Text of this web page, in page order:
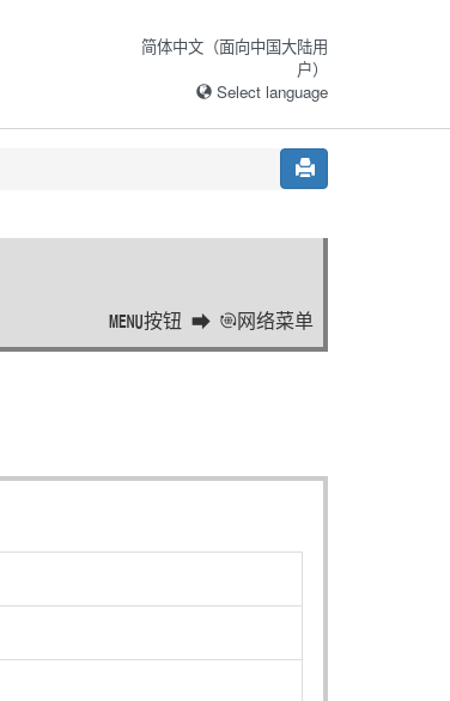
简体中文（面向中国大陆用
户）
Select language
G按钮 a网络菜单